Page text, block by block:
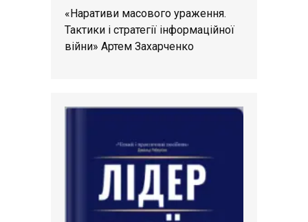
«Наративи масового ураження.
Тактики і стратегії інформаційної
війни» Артем Захарченко